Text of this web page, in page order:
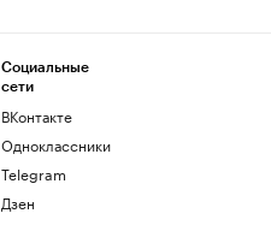
Социальные
сети
ВКонтакте
Одноклассники
Telegram
Дзен